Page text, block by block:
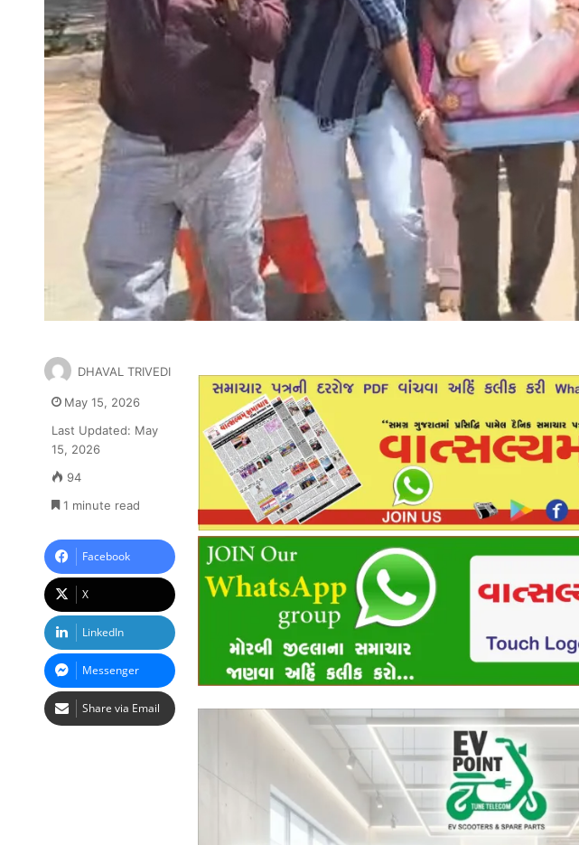
DHAVAL TRIVEDI
May 15, 2026
Last Updated: May
15, 2026
94
1 minute read
Facebook
X
LinkedIn
Messenger
Share via Email